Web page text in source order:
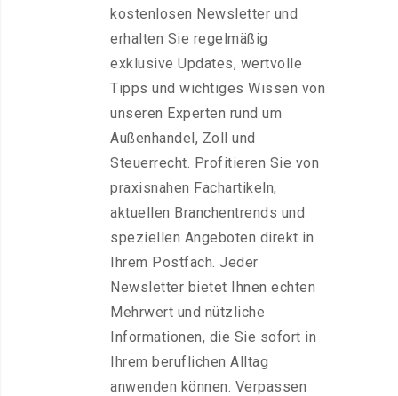
kostenlosen Newsletter und
erhalten Sie regelmäßig
exklusive Updates, wertvolle
Tipps und wichtiges Wissen von
unseren Experten rund um
Außenhandel, Zoll und
Steuerrecht. Profitieren Sie von
praxisnahen Fachartikeln,
aktuellen Branchentrends und
speziellen Angeboten direkt in
Ihrem Postfach. Jeder
Newsletter bietet Ihnen echten
Mehrwert und nützliche
Informationen, die Sie sofort in
Ihrem beruflichen Alltag
anwenden können. Verpassen